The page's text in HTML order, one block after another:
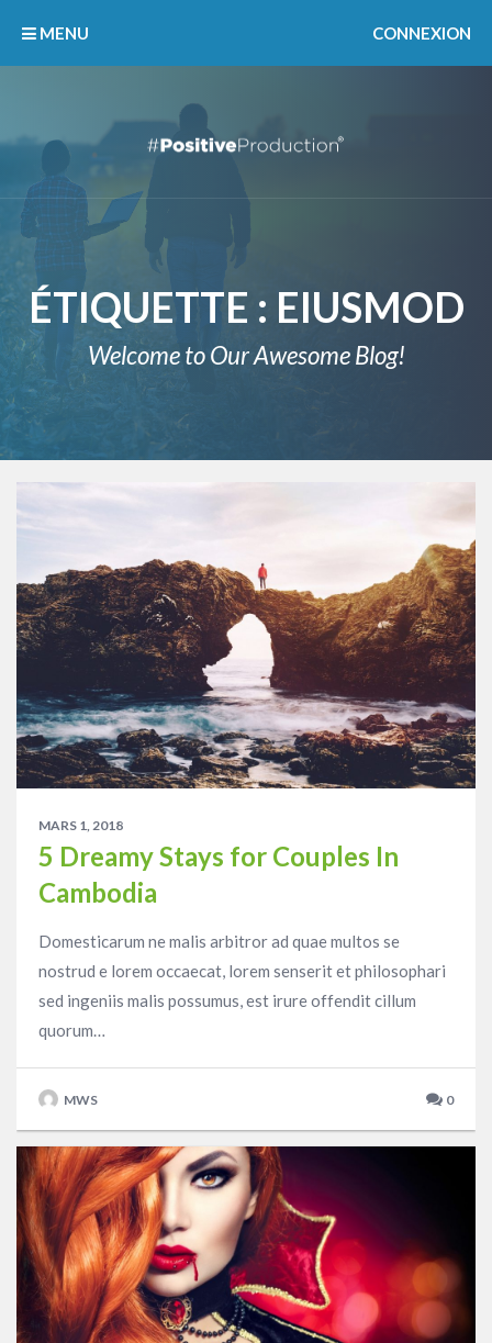
MENU CONNEXION
ÉTIQUETTE : EIUSMOD
Welcome to Our Awesome Blog!
MARS 1, 2018
5 Dreamy Stays for Couples In
Cambodia
Domesticarum ne malis arbitror ad quae multos se
nostrud e lorem occaecat, lorem senserit et philosophari
sed ingeniis malis possumus, est irure offendit cillum
quorum…
MWS 0